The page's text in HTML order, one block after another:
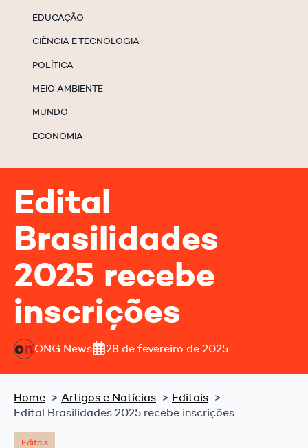
EDUCAÇÃO
CIÊNCIA E TECNOLOGIA
POLÍTICA
MEIO AMBIENTE
MUNDO
ECONOMIA
Edital
Brasilidades
2025 recebe
inscrições
ONG News 28 de fevereiro de 2025
Home Artigos e Notícias
Editais
Edital Brasilidades 2025 recebe inscrições
Editais